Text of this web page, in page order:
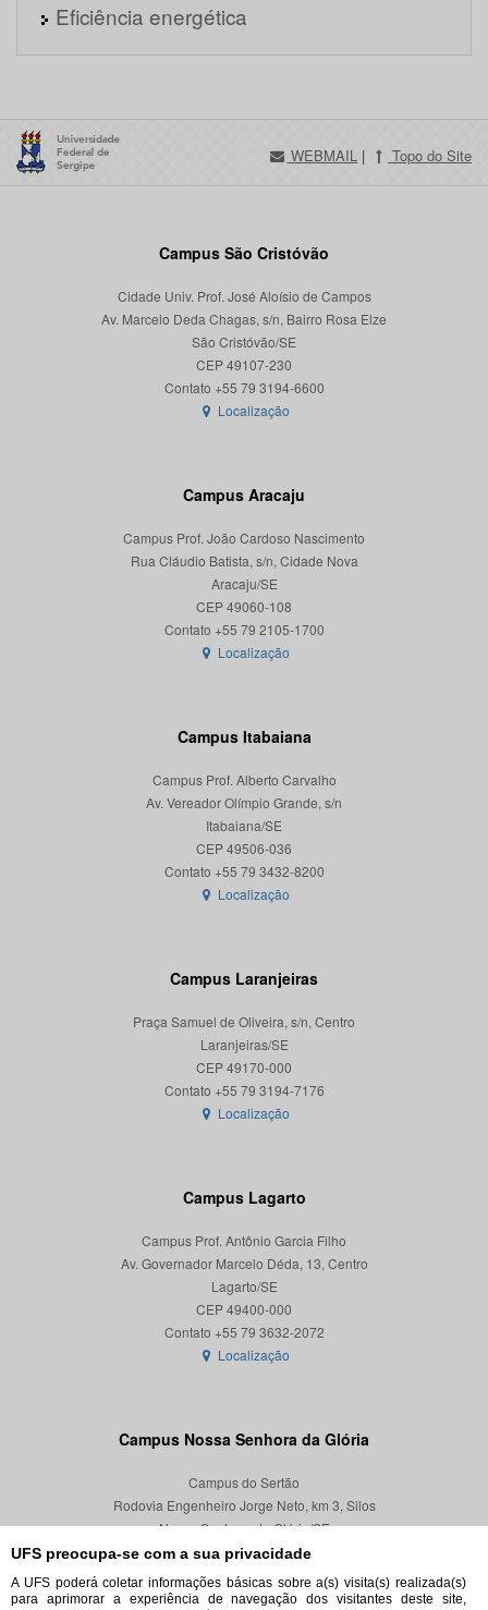
UFS preocupa-se com a sua privacidade
A UFS poderá coletar informações básicas sobre a(s) visita(s) realizada(s)
para aprimorar a experiência de navegação dos visitantes deste site,
Eficiência energética
WEBMAIL | Topo do Site
Campus São Cristóvão
Cidade Univ. Prof. José Aloísio de Campos
Av. Marcelo Deda Chagas, s/n, Bairro Rosa Elze
São Cristóvão/SE
CEP 49107-230
Localização
Campus Aracaju
Campus Prof. João Cardoso Nascimento
Rua Cláudio Batista, s/n, Cidade Nova
Aracaju/SE
CEP 49060-108
Localização
Campus Itabaiana
Campus Prof. Alberto Carvalho
Av. Vereador Olímpio Grande, s/n
Itabaiana/SE
CEP 49506-036
Localização
Campus Laranjeiras
Praça Samuel de Oliveira, s/n, Centro
Laranjeiras/SE
CEP 49170-000
Localização
Campus Lagarto
Campus Prof. Antônio Garcia Filho
Av. Governador Marcelo Déda, 13, Centro
Lagarto/SE
CEP 49400-000
Localização
Campus Nossa Senhora da Glória
Campus do Sertão
Rodovia Engenheiro Jorge Neto, km 3, Silos
Nossa Senhora da Glória/SE
CEP 49680-000
Localização